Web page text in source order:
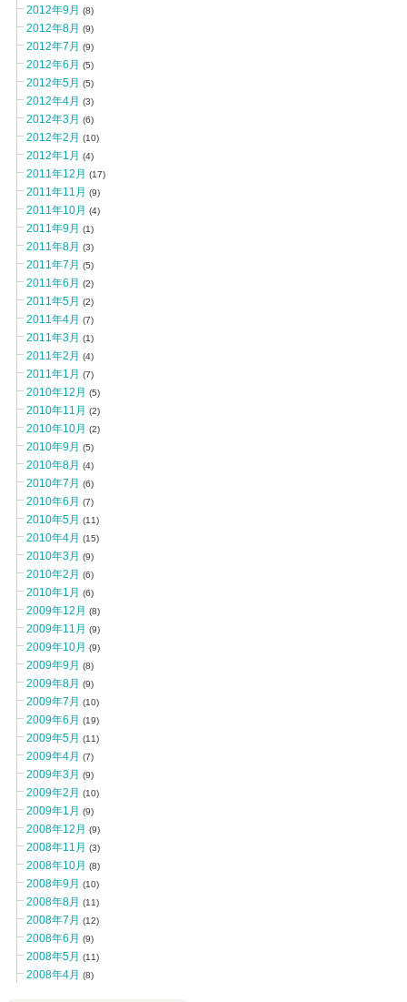
2012年9月 (8)
2012年8月 (9)
2012年7月 (9)
2012年6月 (5)
2012年5月 (5)
2012年4月 (3)
2012年3月 (6)
2012年2月 (10)
2012年1月 (4)
2011年12月 (17)
2011年11月 (9)
2011年10月 (4)
2011年9月 (1)
2011年8月 (3)
2011年7月 (5)
2011年6月 (2)
2011年5月 (2)
2011年4月 (7)
2011年3月 (1)
2011年2月 (4)
2011年1月 (7)
2010年12月 (5)
2010年11月 (2)
2010年10月 (2)
2010年9月 (5)
2010年8月 (4)
2010年7月 (6)
2010年6月 (7)
2010年5月 (11)
2010年4月 (15)
2010年3月 (9)
2010年2月 (6)
2010年1月 (6)
2009年12月 (8)
2009年11月 (9)
2009年10月 (9)
2009年9月 (8)
2009年8月 (9)
2009年7月 (10)
2009年6月 (19)
2009年5月 (11)
2009年4月 (7)
2009年3月 (9)
2009年2月 (10)
2009年1月 (9)
2008年12月 (9)
2008年11月 (3)
2008年10月 (8)
2008年9月 (10)
2008年8月 (11)
2008年7月 (12)
2008年6月 (9)
2008年5月 (11)
2008年4月 (8)